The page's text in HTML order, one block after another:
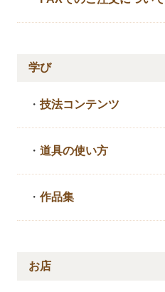
学び
・技法コンテンツ
・道具の使い方
・作品集
お店